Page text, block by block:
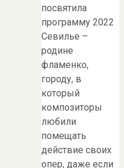
посвятила
программу 2022
Севилье –
родине
фламенко,
городу, в
который
композиторы
любили
помещать
действие своих
опер, даже если